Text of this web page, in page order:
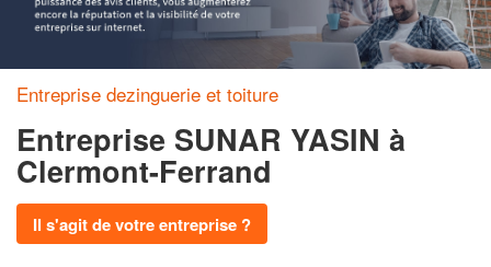
Entreprise dezinguerie et toiture
Entreprise SUNAR YASIN à
Clermont-Ferrand
Il s'agit de votre entreprise ?